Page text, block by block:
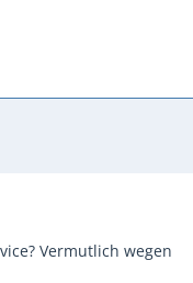
Vermutlich wegen